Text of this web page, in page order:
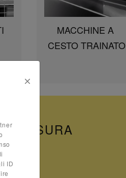
ID
MACCHINE A
CESTO TRAINATO
MISURA